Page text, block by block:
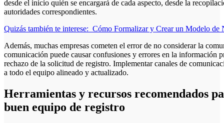
desde el inicio quién se encargará de cada aspecto, desde la
autoridades correspondientes.
Quizás también te interese: Cómo Formalizar y Crear un Modelo de
Además, muchas empresas cometen el error de no considerar la
comunicación puede causar confusiones y errores en la información
rechazo de la solicitud de registro. Implementar canales de
a todo el equipo alineado y actualizado.
Herramientas y recursos recomendados
buen equipo de registro